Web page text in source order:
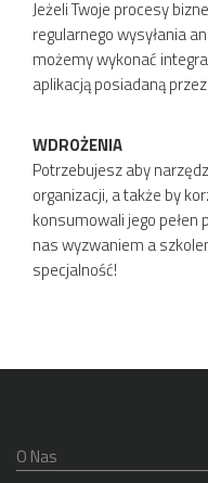
Jeżeli Twoje procesy
regularnego wysyłania
możemy wykonać
aplikacją posiadaną
WDROŻENIA
Potrzebujesz aby
organizacji, a także by
konsumowali jego pełen
nas wyzwaniem a
specjalność!
O Nas